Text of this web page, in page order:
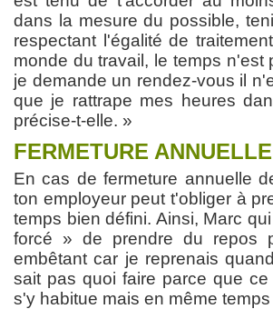
dans la mesure du possible,
respectant l'égalité de
monde du travail, le temps
je demande un rendez-vous il
que je rattrape mes heures
précise-t-elle. »
FERMETURE ANNUELLE
En cas de fermeture annuelle
ton employeur peut t'obliger à
temps bien défini. Ainsi, Marc
forcé » de prendre du repos
embêtant car je reprenais
sait pas quoi faire parce que
s'y habitue mais en même